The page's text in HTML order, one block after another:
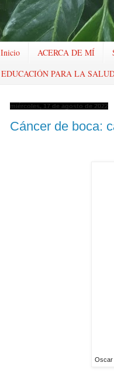
Inicio ACERCA DE MÍ
EDUCACIÓN PARA LA
miércoles, 17 de agosto de 2022
Cáncer de boca:
Oscar